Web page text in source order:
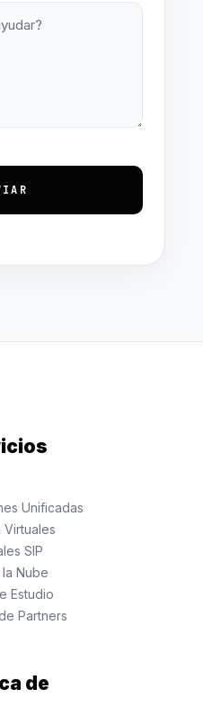
Unificadas
Virtuales
SIP
Nube
Estudio
Partners
de